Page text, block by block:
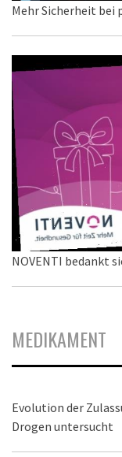
Mehr Sicherheit
NOVENTI bedankt
MEDIKAMENT
Evolution der
Drogen untersucht